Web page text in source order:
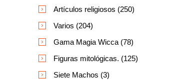
Artículos religiosos (250)
Varios (204)
Gama Magia Wicca (78)
Figuras mitológicas. (125)
Siete Machos (3)